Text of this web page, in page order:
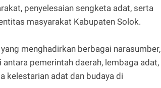
penyelesaian sengketa adat, serta
masyarakat Kabupaten Solok.
menghadirkan berbagai narasumber,
pemerintah daerah, lembaga adat,
kelestarian adat dan budaya di